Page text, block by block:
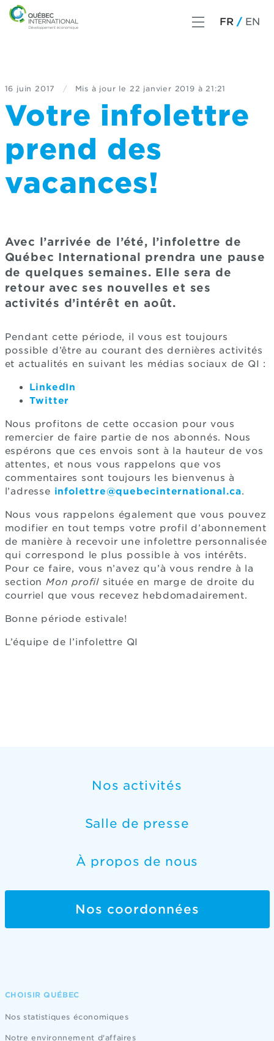
FR EN
16 juin 2017 / Mis à jour le 22 janvier 2019 à 21:21
Votre infolettre
prend des
vacances!
Avec l’arrivée de l’été, l’infolettre de
Québec International prendra une pause
de quelques semaines. Elle sera de
retour avec ses nouvelles et ses
activités d’intérêt en août.
Pendant cette période, il vous est toujours
possible d’être au courant des dernières activités
et actualités en suivant les médias sociaux de QI :
LinkedIn
Twitter
Nous profitons de cette occasion pour vous
remercier de faire partie de nos abonnés. Nous
espérons que ces envois sont à la hauteur de vos
attentes, et nous vous rappelons que vos
commentaires sont toujours les bienvenus à
l’adresse infolettre@quebecinternational.ca.
Nous vous rappelons également que vous pouvez
modifier en tout temps votre profil d’abonnement
de manière à recevoir une infolettre personnalisée
qui correspond le plus possible à vos intérêts.
Pour ce faire, vous n’avez qu’à vous rendre à la
section Mon profilsituée en marge de droite du
courriel que vous recevez hebdomadairement.
Bonne période estivale!
L’équipe de l’infolettre QI
Nos activités
Salle de presse
À propos de nous
Nos coordonnées
CHOISIR QUÉBEC
Nos statistiques économiques
Notre environnement d'affaires